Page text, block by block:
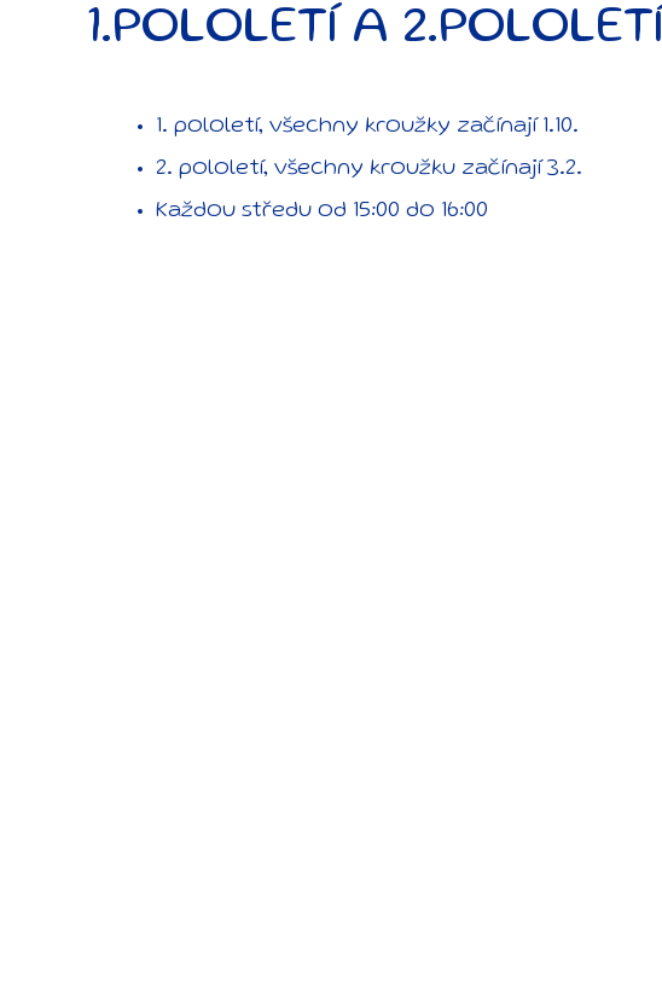
1.POLOLETÍ A 2.POLOLETÍ
1. pololetí, všechny kroužky začínají 1.10.
2. pololetí, všechny kroužku začínají 3.2.
Každou středu od 15:00 do 16:00